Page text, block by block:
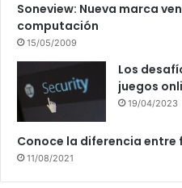
Soneview: Nueva marca
computación
15/05/2009
Los
juegos
19/04/2023
Conoce la diferencia
11/08/2021